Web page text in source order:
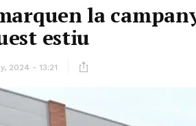
la
estiu
2024 - 13:21